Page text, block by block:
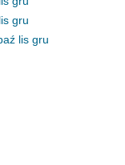
lis gru
lis gru